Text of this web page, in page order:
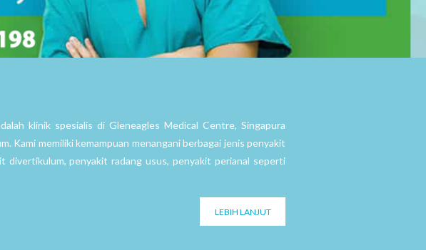
klinik spesialis di Gleneagles Medical Centre, Singapura
Kami memiliki kemampuan menangani berbagai jenis penyakit
divertikulum, penyakit radang usus, penyakit perianal seperti
LEBIH LANJUT